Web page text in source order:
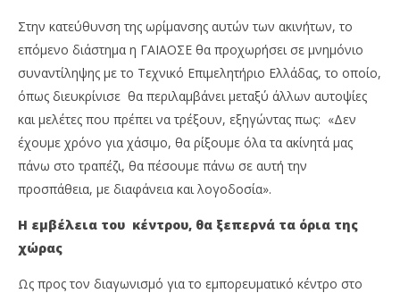
Στην κατεύθυνση της ωρίμανσης αυτών των ακινήτων, το
επόμενο διάστημα η ΓΑΙΑΟΣΕ θα προχωρήσει σε μνημόνιο
συναντίληψης με το Τεχνικό Επιμελητήριο Ελλάδας, το οποίο,
όπως διευκρίνισε θα περιλαμβάνει μεταξύ άλλων αυτοψίες
και μελέτες που πρέπει να τρέξουν, εξηγώντας πως: «Δεν
έχουμε χρόνο για χάσιμο, θα ρίξουμε όλα τα ακίνητά μας
πάνω στο τραπέζι, θα πέσουμε πάνω σε αυτή την
προσπάθεια, με διαφάνεια και λογοδοσία».
Η εμβέλεια του κέντρου, θα ξεπερνά τα όρια της
χώρας
Ως προς τον διαγωνισμό για το εμπορευματικό κέντρο στο